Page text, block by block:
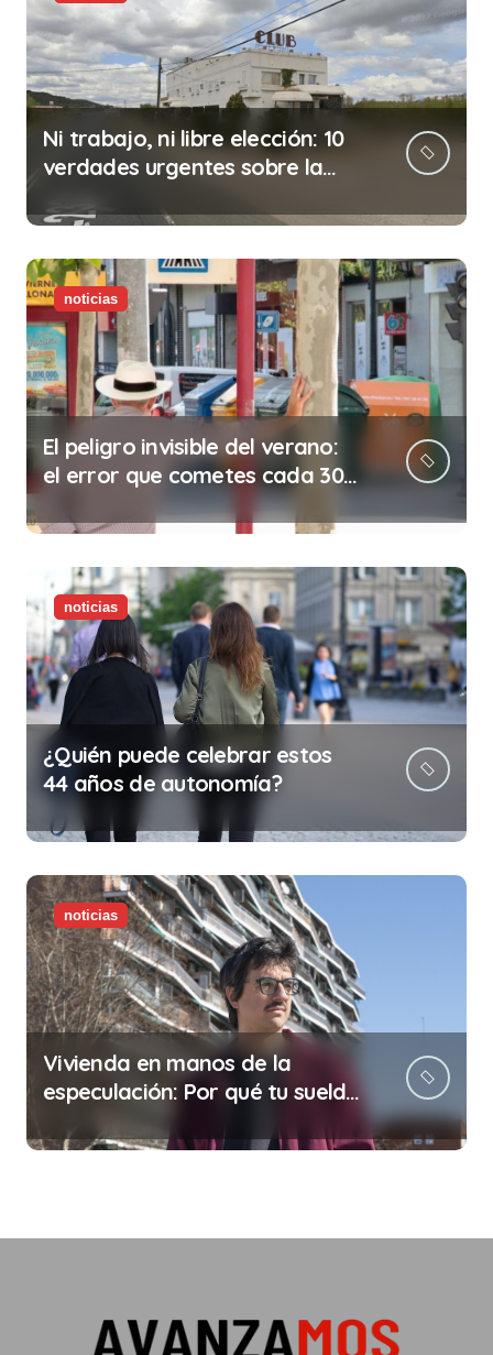
Ni trabajo, ni libre elección: 10
verdades urgentes sobre la
noticias
El peligro invisible del verano:
el error que cometes cada 30
minutos en tu trabajo (y la
ilegalidad que te puede costar
la vida)
noticias
¿Quién puede celebrar estos
44 años de autonomía?
noticias
Vivienda en manos de la
especulación: Por qué tu sueldo